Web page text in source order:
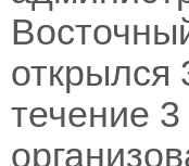
открылся
течение